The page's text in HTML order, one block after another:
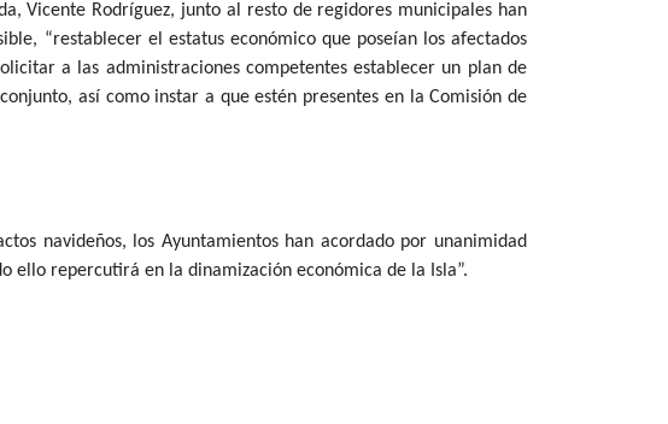
Vicente Rodríguez, junto al resto de regidores municipales han
“restablecer el estatus económico que poseían los afectados
a las administraciones competentes establecer un plan de
así como instar a que estén presentes en la Comisión de
navideños, los Ayuntamientos han acordado por unanimidad
ello repercutirá en la dinamización económica de la Isla”.